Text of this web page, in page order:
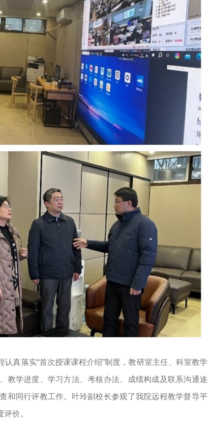
真落实“首次授课课程介绍”制度，教研室主任、科室教学
教学进度、学习方法、考核办法、成绩构成及联系沟通途
和同行评教工作。叶玲副校长参观了我院远程教学督导平
价。